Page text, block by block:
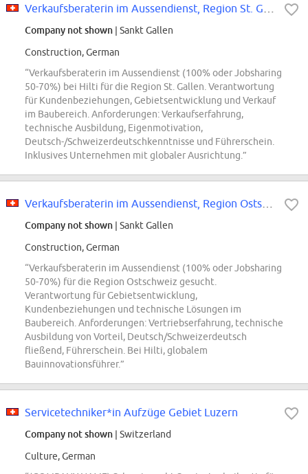
Company not shown | Sankt Gallen
Construction, German
“Verkaufsberaterin im Aussendienst (100% oder Jobsharing
50-70%) bei Hilti für die Region St. Gallen. Verantwortung
für Kundenbeziehungen, Gebietsentwicklung und Verkauf
im Baubereich. Anforderungen: Verkaufserfahrung,
technische Ausbildung, Eigenmotivation,
Deutsch-/Schweizerdeutschkenntnisse und Führerschein.
Inklusives Unternehmen mit globaler Ausrichtung.”
Company not shown | Sankt Gallen
Construction, German
“Verkaufsberaterin im Aussendienst (100% oder Jobsharing
50-70%) für die Region Ostschweiz gesucht.
Verantwortung für Gebietsentwicklung,
Kundenbeziehungen und technische Lösungen im
Baubereich. Anforderungen: Vertriebserfahrung, technische
Ausbildung von Vorteil, Deutsch/Schweizerdeutsch
fließend, Führerschein. Bei Hilti, globalem
Bauinnovationsführer.”
Servicetechniker*in Aufzüge Gebiet Luzern
Company not shown | Switzerland
Culture, German